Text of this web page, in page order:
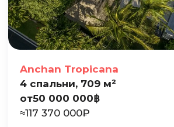
Anchan Tropicana
4 спальни, 709 м²
от50 000 000฿
≈117 370 000₽